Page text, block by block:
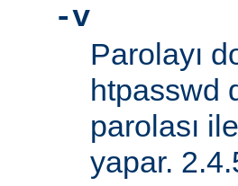
-v
Parolayı
htpasswd
parolası
yapar.